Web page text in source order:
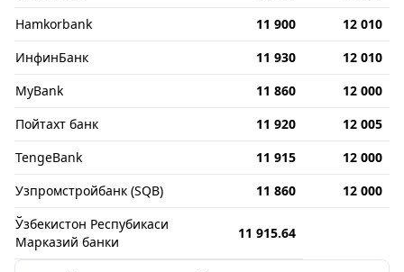
Hamkorbank
11 900
12 010
ИнфинБанк
11 930
12 010
MyBank
11 860
12 000
Пойтахт банк
11 920
12 005
TengeBank
11 915
12 000
Узпромстройбанк (SQB)
11 860
12 000
Ўзбекистон Респубикаси
Марказий банки
11 915.64